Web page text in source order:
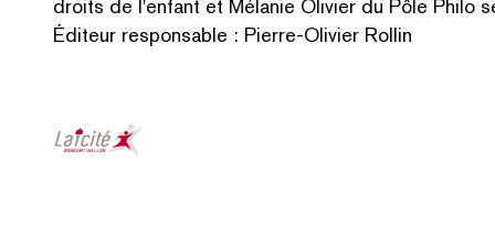
droits de l'enfant et Mélanie Olivier du Pôle Philo
Éditeur responsable : Pierre-Olivier Rollin